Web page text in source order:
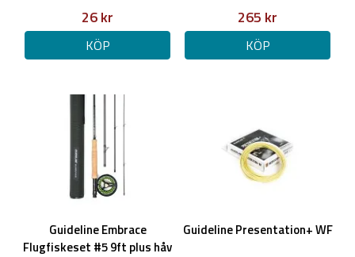
26 kr
KÖP
265 kr
KÖP
Guideline Embrace
Flugfiskeset #5 9ft plus håv
Guideline Presentation+ WF